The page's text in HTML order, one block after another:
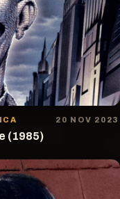
20 NOV 2023
(1985)